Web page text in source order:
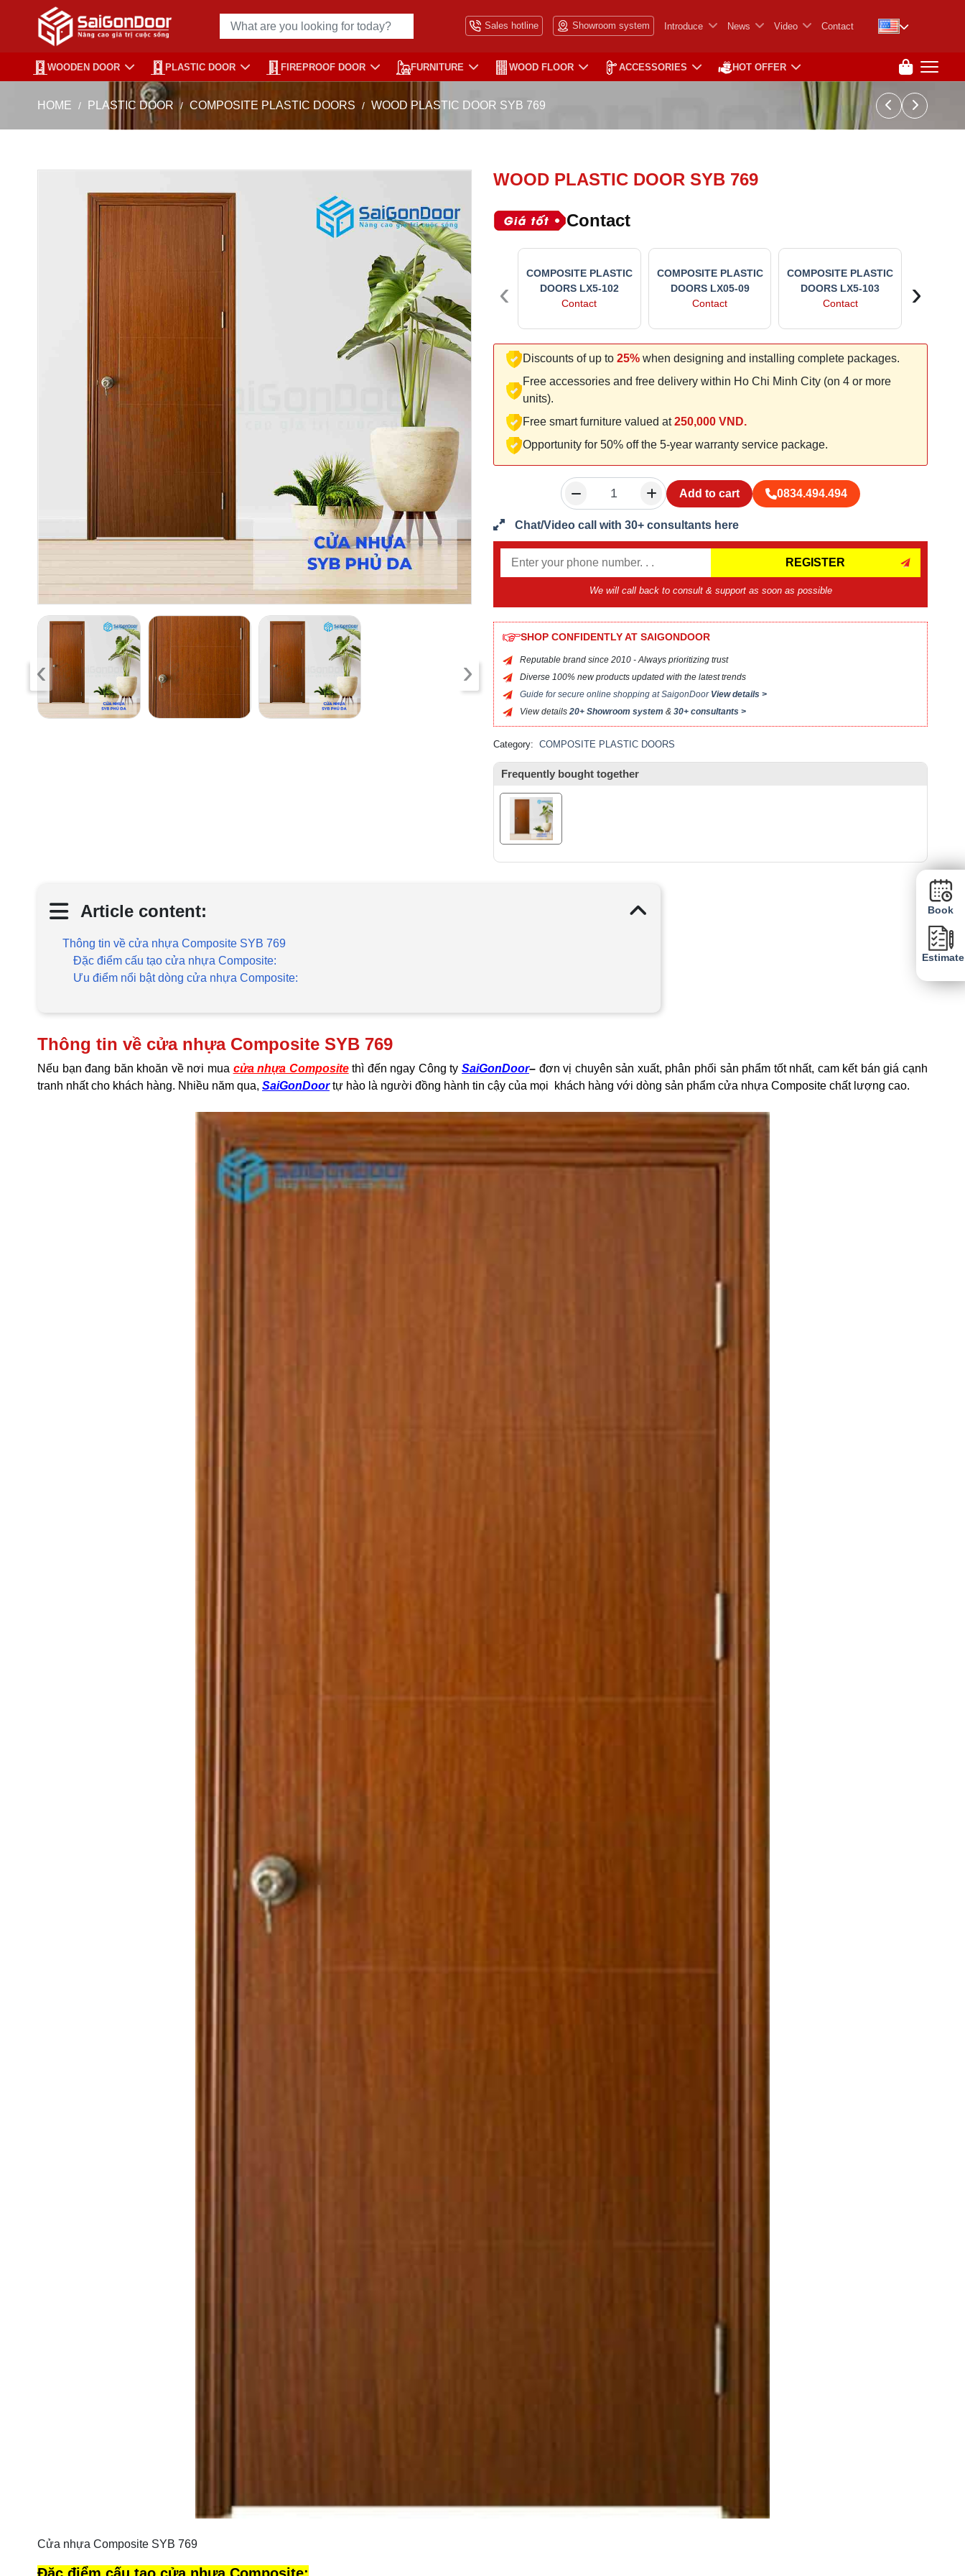
Sales hotline Showroom system Introduce News Video Contact
WOODEN DOOR PLASTIC DOOR FIREPROOF DOOR FURNITURE WOOD FLOOR ACCESSORIES HOT OFFER
Book
Estimate
HOME PLASTIC DOOR COMPOSITE PLASTIC DOORS WOOD PLASTIC DOOR SYB 769
‹ ›
WOOD PLASTIC DOOR SYB 769
Contact
COMPOSITE PLASTIC
DOORS LX5-102
Contact
COMPOSITE PLASTIC
DOORS LX05-09
Contact
COMPOSITE PLASTIC
DOORS LX5-103
Contact
GOOD
‹ ›
Discounts of up to 25% when designing and installing complete packages.
Free accessories and free delivery within Ho Chi Minh City (on 4 or more
units).
Free smart furniture valued at250,000 VND.
Opportunity for 50% off the 5-year warranty service package.
Add to cart 0834.494.494
Chat/Video call with 30+ consultants here
REGISTER
We will call back to consult & support as soon as possible
SHOP CONFIDENTLY AT SAIGONDOOR
Reputable brand since 2010 - Always prioritizing trust
Diverse 100% new products updated with the latest trends
Guide for secure online shopping at SaigonDoor View details >
View details 20+ Showroom system & 30+ consultants >
Category: COMPOSITE PLASTIC DOORS
Frequently bought together
Article content:
Thông tin về cửa nhựa Composite SYB 769
Đặc điểm cấu tạo cửa nhựa Composite:
Ưu điểm nổi bật dòng cửa nhựa Composite:
Thông tin về cửa nhựa Composite SYB 769
Nếu bạn đang băn khoăn về nơi mua cửa nhựa Compositethì đến ngay Công ty SaiGonDoor– đơn vị chuyên sản xuất, phân phối sản phẩm tốt nhất, cam kết bán giá cạnh
tranh nhất cho khách hàng. Nhiều năm qua, SaiGonDoortự hào là người đồng hành tin cậy của mọi khách hàng với dòng sản phẩm cửa nhựa Composite chất lượng cao.
Cửa nhựa Composite SYB 769